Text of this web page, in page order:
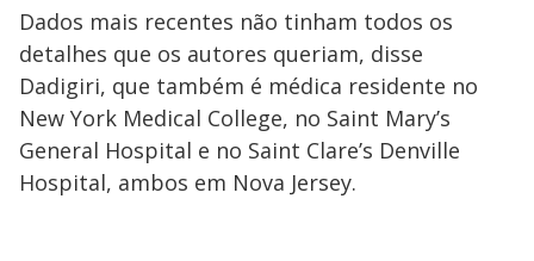
Dados mais recentes não tinham todos os
detalhes que os autores queriam, disse
Dadigiri, que também é médica residente no
New York Medical College, no Saint Mary’s
General Hospital e no Saint Clare’s Denville
Hospital, ambos em Nova Jersey.